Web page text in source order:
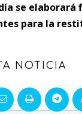
se elaborará
para la
NOTICIA